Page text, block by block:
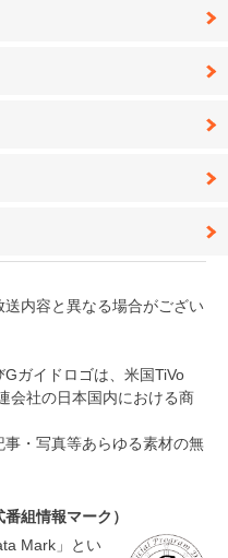
内容と異なる場合がござい
ガイドロゴは、米国TiVo
会社の日本国内における商
・写真等あらゆる素材の無
組情報マーク）
Mark」とい